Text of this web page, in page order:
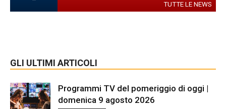
TUTTE LE NEWS
GLI ULTIMI ARTICOLI
Programmi TV del pomeriggio di oggi |
domenica 9 agosto 2026